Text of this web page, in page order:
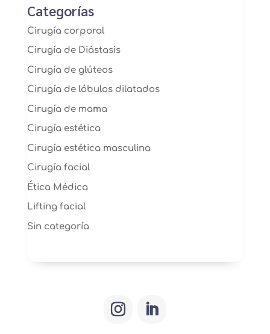
Categorías
Cirugía corporal
Cirugía de Diástasis
Cirugía de glúteos
Cirugía de lóbulos dilatados
Cirugía de mama
Cirugía estética
Cirugía estética masculina
Cirugía facial
Ética Médica
Lifting facial
Sin categoría